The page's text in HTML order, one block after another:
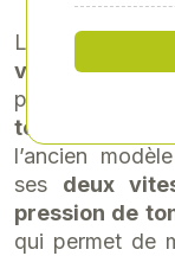
La
vitessesest
pensée pour
tonte sur
l’ancien
ses deux
pression de
qui permet de